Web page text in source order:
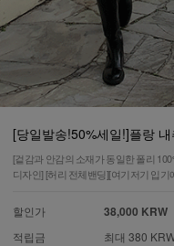
[당일발송!50%세일!]플랑
[겉감과 안감의 소재가 동일한 폴리
디자인] [허리 전체밴딩][여기저기 입기
할인가 38,000 KRW
적립금 최대 380